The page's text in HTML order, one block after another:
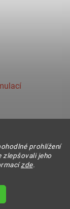
prohlížení
zlepšovali jeho
zde.